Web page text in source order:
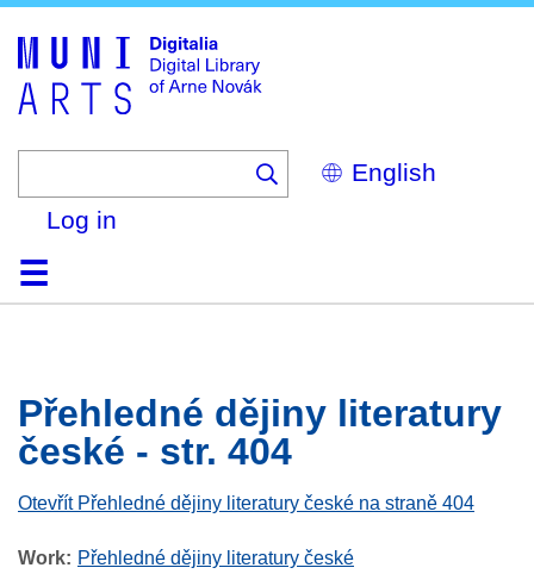
Select
your
Log in
HomeBrowse
Search
About
HelpContactDigitalia
Přehledné dějiny literatury
české - str. 404
Otevřít Přehledné dějiny literatury české na straně 404
Work
Přehledné dějiny literatury české